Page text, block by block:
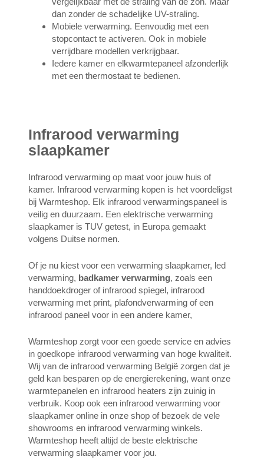
dan zonder de schadelijke UV-straling.
Mobiele verwarming. Eenvoudig met een
stopcontact te activeren. Ook in mobiele
verrijdbare modellen verkrijgbaar.
Iedere kamer en elkwarmtepaneel afzonderlijk
met een thermostaat te bedienen.
Infrarood verwarming
slaapkamer
Infrarood verwarming op maat voor jouw huis of
kamer. Infrarood verwarming kopen is het voordeligst
bij Warmteshop. Elk infrarood verwarmingspaneel is
veilig en duurzaam. Een elektrische verwarming
slaapkamer is TUV getest, in Europa gemaakt
volgens Duitse normen.
Of je nu kiest voor een verwarming slaapkamer, led
verwarming, badkamer verwarming, zoals een
handdoekdroger of infrarood spìegel, infrarood
verwarming met print, plafondverwarming of een
infrarood paneel voor in een andere kamer,
Warmteshop zorgt voor een goede service en advies
in goedkope infrarood verwarming van hoge kwaliteit.
Wij van de infrarood verwarming België zorgen dat je
geld kan besparen op de energierekening, want onze
warmtepanelen en infrarood heaters zijn zuinig in
verbruik. Koop ook een infrarood verwarming voor
slaapkamer online in onze shop of bezoek de vele
showrooms en infrarood verwarming winkels.
Warmteshop heeft altijd de beste elektrische
verwarming slaapkamer voor jou.